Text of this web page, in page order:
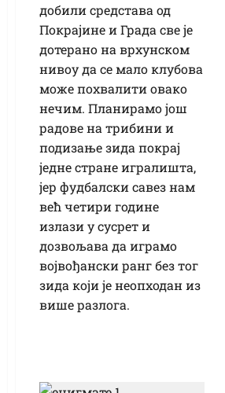
добили средстава од
Покрајине и Града све је
дотерано на врхунском
нивоу да се мало клубова
може похвалити овако
нечим. Планирамо још
радове на трибини и
подизање зида покрај
једне стране игралишта,
јер фудбалски савез нам
већ четири године
излази у сусрет и
дозвољава да играмо
војвођански ранг без тог
зида који је неопходан из
више разлога.